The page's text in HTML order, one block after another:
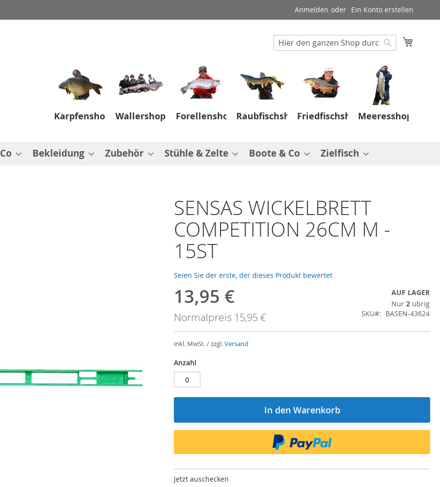
Anmelden Ein Konto erstellen
Suche
Suche
Karpfenshop Wallershop Forellenshop RaubfischshopFriedfischshopMeeresshop
Bekleidung Zubehör Stühle & Zelte Boote & Co Zielfisch
SENSAS WICKELBRETT
COMPETITION 26CM M -
15ST
Seien Sie der erste, der dieses Produkt bewertet
Sonderangebot
13,95 €
Normalpreis 15,95 €
AUF LAGER
Nur2 übrig
SKU
BASEN-43624
inkl. MwSt. / zzgl.Versand
Anzahl
In den Warenkorb
Jetzt auschecken